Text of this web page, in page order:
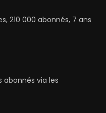
210 000 abonnés, 7 ans
abonnés via les